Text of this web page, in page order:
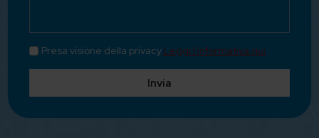
Presa visione della privacy Leggi l'informativa qui
Invia